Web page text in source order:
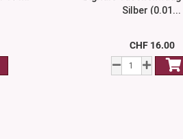
Silber (0.01...
CHF 16.00